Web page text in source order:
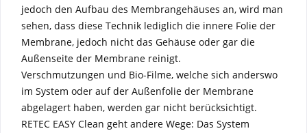
jedoch den Aufbau des Membrangehäuses an, wird man
sehen, dass diese Technik lediglich die innere Folie der
Membrane, jedoch nicht das Gehäuse oder gar die
Außenseite der Membrane reinigt.
Verschmutzungen und Bio-Filme, welche sich anderswo
im System oder auf der Außenfolie der Membrane
abgelagert haben, werden gar nicht berücksichtigt.
RETEC EASY Clean geht andere Wege: Das System